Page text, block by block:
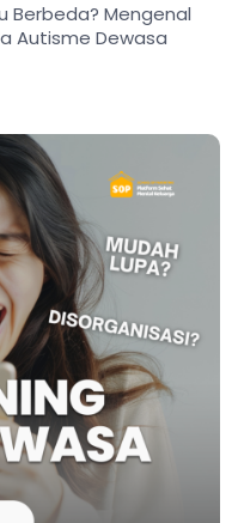
Berbeda? Mengenal
Autisme Dewasa